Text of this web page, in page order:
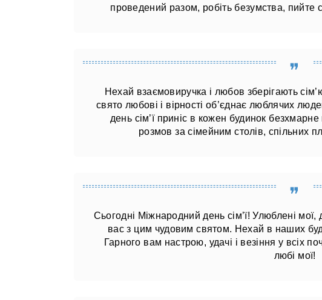
проведений разом, робіть безумства, пийте
Нехай взаємовиручка і любов зберігають
свято любові і вірності об’єднає люблячих
день сім’ї приніс в кожен будинок
розмов за сімейним столів, спільних
Сьогодні Міжнародний день сім’ї! Улюблені мої,
вас з цим чудовим святом. Нехай в наших
Гарного вам настрою, удачі і везіння у всіх
любі мої!